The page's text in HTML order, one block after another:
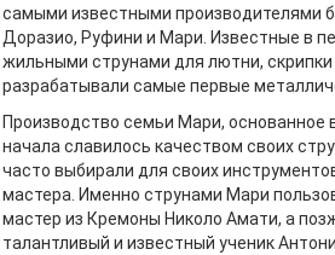
самыми известными производителями
Доразио, Руфини и Мари. Известные в
жильными струнами для лютни, скрипки
разрабатывали самые первые
Производство семьи Мари, основанное
начала славилось качеством своих
часто выбирали для своих
мастера. Именно струнами Мари
мастер из Кремоны Николо Амати, а
талантливый и известный ученик